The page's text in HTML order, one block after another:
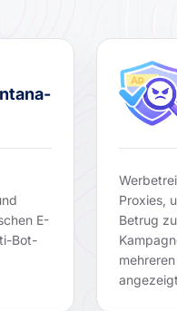
E-
Bot-
Proxies,
Betrug